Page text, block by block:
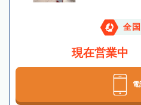
全
現在営業中
電